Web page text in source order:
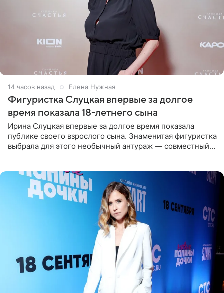
14 часов назад Елена Нужная
Фигуристка Слуцкая впервые за долгое
время показала 18-летнего сына
Ирина Слуцкая впервые за долгое время показала
публике своего взрослого сына. Знаменитая фигуристка
выбрала для этого необычный антураж — совместный